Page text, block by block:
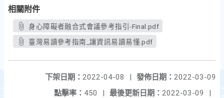
相關附件
身心障礙者融合式會議參考指引-Final.pdf
臺灣易讀參考指南_讓資訊易讀易懂.pdf
發佈日期： 2022-03-09
下架日期： 2022-04-08
|
最後更新日期： 2022-03-09 |
點擊率： 450 |